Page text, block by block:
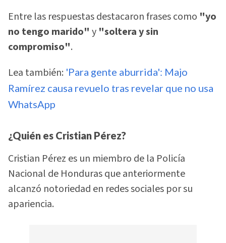
Entre las respuestas destacaron frases como "yo
no tengo marido" y "soltera y sin
compromiso".
Lea también: 'Para gente aburrida': Majo
Ramírez causa revuelo tras revelar que no usa
WhatsApp
¿Quién es Cristian Pérez?
Cristian Pérez es un miembro de la Policía
Nacional de Honduras que anteriormente
alcanzó notoriedad en redes sociales por su
apariencia.